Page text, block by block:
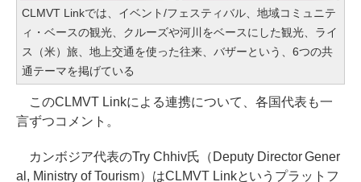
CLMVT Linkでは、イベント/フェスティバル、地域コミュニテ
ィ・ベースの観光、クルーズや河川をベースにした観光、ライ
ス（米）旅、地上交通を使った往来、バザーという、6つの共
通テーマを掲げている
このCLMVT Linkによる連携について、各国代表も一
言ずつコメント。
カンボジア代表のTry Chhiv氏（Deputy Director Gener
al, Ministry of Tourism）はCLMVT Linkというプラットフ